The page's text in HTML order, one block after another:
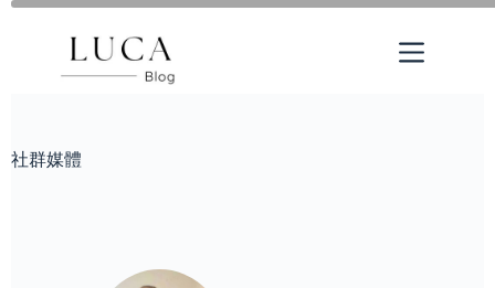
社群媒體